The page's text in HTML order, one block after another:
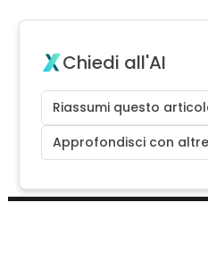
Chiedi all'AI
Riassumi questo
Approfondisci con